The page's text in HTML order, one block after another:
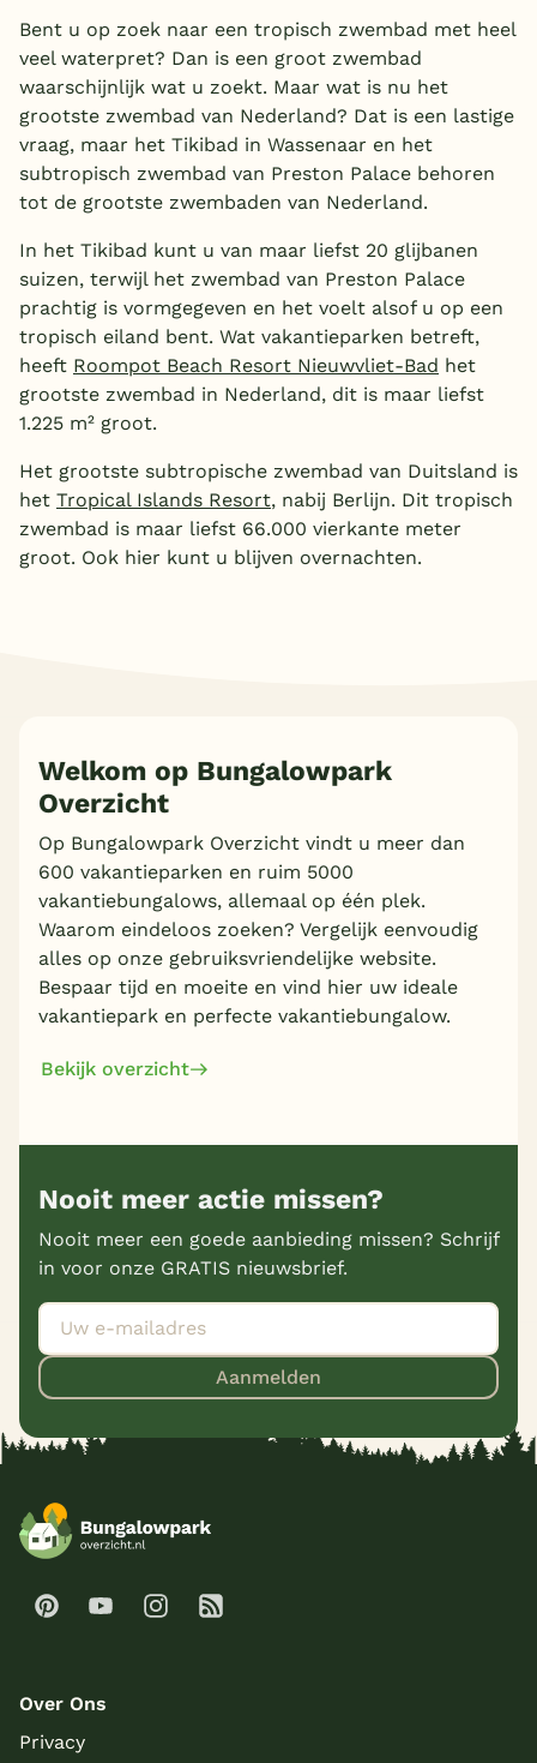
Bent u op zoek naar een tropisch zwembad met heel
veel waterpret? Dan is een groot zwembad
waarschijnlijk wat u zoekt. Maar wat is nu het
grootste zwembad van Nederland? Dat is een lastige
vraag, maar het Tikibad in Wassenaar en het
subtropisch zwembad van Preston Palace behoren
tot de grootste zwembaden van Nederland.
In het Tikibad kunt u van maar liefst 20 glijbanen
suizen, terwijl het zwembad van Preston Palace
prachtig is vormgegeven en het voelt alsof u op een
tropisch eiland bent. Wat vakantieparken betreft,
heeft Roompot Beach Resort Nieuwvliet-Bad het
grootste zwembad in Nederland, dit is maar liefst
1.225 m² groot.
Het grootste subtropische zwembad van Duitsland is
het Tropical Islands Resort, nabij Berlijn. Dit tropisch
zwembad is maar liefst 66.000 vierkante meter
groot. Ook hier kunt u blijven overnachten.
Welkom op Bungalowpark
Overzicht
Op Bungalowpark Overzicht vindt u meer dan
600 vakantieparken en ruim 5000
vakantiebungalows, allemaal op één plek.
Waarom eindeloos zoeken? Vergelijk eenvoudig
alles op onze gebruiksvriendelijke website.
Bespaar tijd en moeite en vind hier uw ideale
vakantiepark en perfecte vakantiebungalow.
Bekijk overzicht
Nooit meer actie missen?
Nooit meer een goede aanbieding missen? Schrijf
in voor onze GRATIS nieuwsbrief.
Aanmelden
Over Ons
Privacy